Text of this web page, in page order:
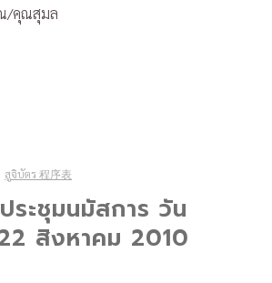
/คุณสุมล
สูจิบัตร 程序表
ะชุมนมัสการ วัน
สิงหาคม 2010